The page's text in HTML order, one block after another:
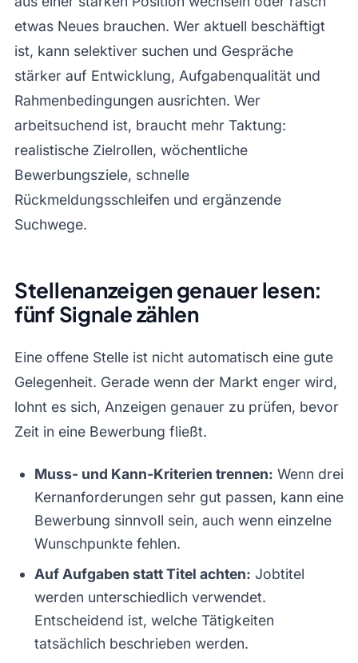
etwas Neues brauchen. Wer aktuell beschäftigt
ist, kann selektiver suchen und Gespräche
stärker auf Entwicklung, Aufgabenqualität und
Rahmenbedingungen ausrichten. Wer
arbeitsuchend ist, braucht mehr Taktung:
realistische Zielrollen, wöchentliche
Bewerbungsziele, schnelle
Rückmeldungsschleifen und ergänzende
Suchwege.
Stellenanzeigen genauer lesen:
fünf Signale zählen
Eine offene Stelle ist nicht automatisch eine gute
Gelegenheit. Gerade wenn der Markt enger wird,
lohnt es sich, Anzeigen genauer zu prüfen, bevor
Zeit in eine Bewerbung fließt.
Muss- und Kann-Kriterien trennen: Wenn drei
Kernanforderungen sehr gut passen, kann eine
Bewerbung sinnvoll sein, auch wenn einzelne
Wunschpunkte fehlen.
Auf Aufgaben statt Titel achten: Jobtitel
werden unterschiedlich verwendet.
Entscheidend ist, welche Tätigkeiten
tatsächlich beschrieben werden.